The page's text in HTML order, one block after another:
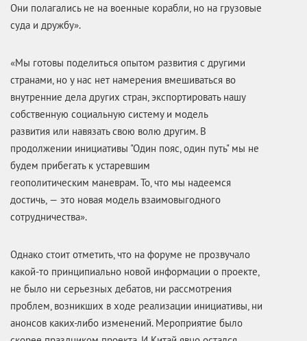
Они полагались не на военные корабли, но на грузовые
суда и дружбу».
«Мы готовы поделиться опытом развития с другими
странами, но у нас нет намерения вмешиваться во
внутренние дела других стран, экспортировать нашу
собственную социальную систему и модель
развития или навязать свою волю другим. В
продолжении инициативы "Один пояс, один путь" мы не
будем прибегать к устаревшим
геополитическим маневрам. То, что мы надеемся
достичь, — это новая модель взаимовыгодного
сотрудничества».
Однако стоит отметить, что на форуме не прозвучало
какой-то принципиально новой информации о проекте,
не было ни серьезных дебатов, ни рассмотрения
проблем, возникших в ходе реализации инициативы, ни
анонсов каких-либо изменений. Мероприятие было